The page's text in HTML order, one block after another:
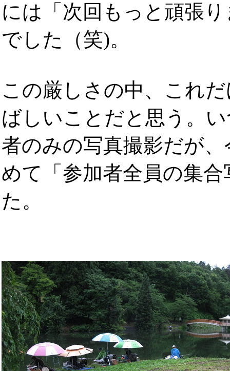
には「次回もっと頑張
でした（笑)。
この厳しさの中、これ
ばしいことだと思う。
者のみの写真撮影だが
めて「参加者全員の集
た。